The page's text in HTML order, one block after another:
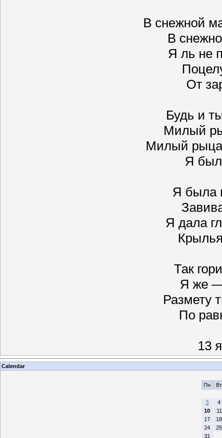
В снежной
В
Я ль не
От
Будь и
Милый
Милый
Я
Я была
Я дала
Так
Я же —
Размету
По
13
Calendar
Пн
Вт
3
4
10
11
17
18
24
25
31